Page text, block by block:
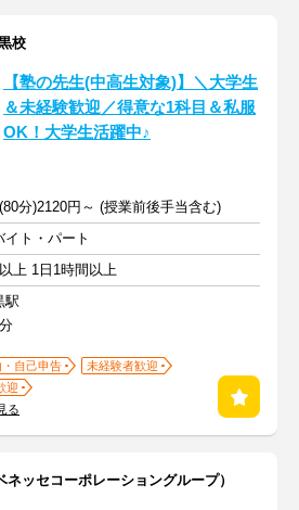
校
【塾の先生(中高生対象)】＼大学生
＆未経験歓迎／得意な1科目＆私服
OK！大学生活躍中♪
分)2120円～ (授業前後手当含む)
イト・パート
上 1日1時間以上
駅
自己申告
未経験者歓迎
迎
る
ッセコーポレーショングループ）